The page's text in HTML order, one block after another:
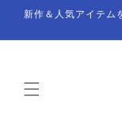
ンツに
新作＆人気アイテム